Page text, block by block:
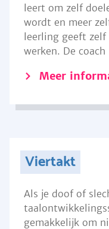
leert om zelf
wordt en meer
leerling geeft
werken. De coach
Meer
Viertakt
Als je doof of
gemakkelijk om